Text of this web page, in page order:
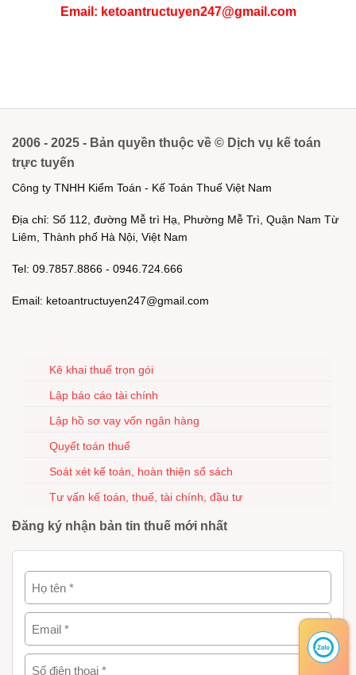
Email: ketoantructuyen247@gmail.com
2006 - 2025 - Bản quyền thuộc về © Dịch vụ kế toán
trực tuyến
Công ty TNHH Kiểm Toán - Kế Toán Thuế Việt Nam
Địa chỉ: Số 112, đường Mễ trì Hạ, Phường Mễ Trì, Quận Nam Từ
Liêm, Thành phố Hà Nội, Việt Nam
Tel: 09.7857.8866 - 0946.724.666
Email: ketoantructuyen247@gmail.com
Kê khai thuế trọn gói
Lập báo cáo tài chính
Lập hồ sơ vay vốn ngân hàng
Quyết toán thuế
Soát xét kế toán, hoàn thiện sổ sách
Tư vấn kế toán, thuế, tài chính, đầu tư
Đăng ký nhận bản tin thuế mới nhất